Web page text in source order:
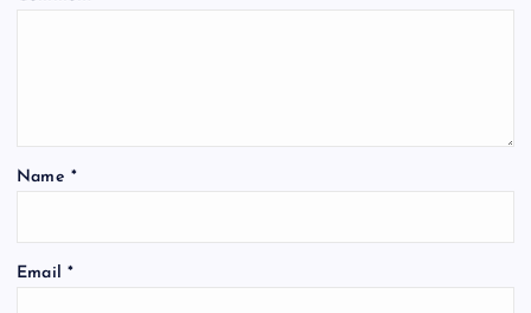
Name *
Email *